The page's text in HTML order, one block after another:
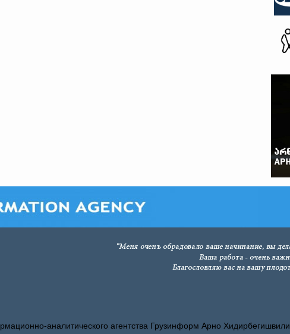
аналитического агентства Грузинформ Арно Хидирбегишвили